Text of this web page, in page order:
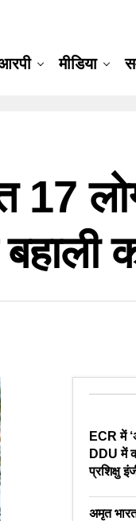
मीडिया
17
ECR में
DDU में
प्रशिक्षु
अमृत